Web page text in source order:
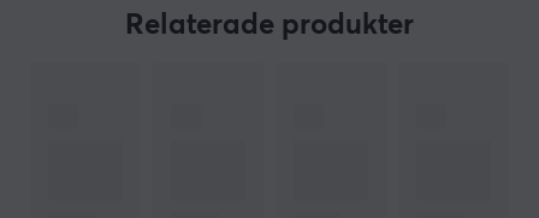
och hållbarhet. Stolen är försedd med justerbara
armstöd och inbyggd höjdjustering, vilket gör det
Relaterade produkter